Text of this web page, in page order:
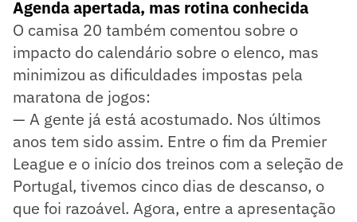
Agenda apertada, mas rotina conhecida
O camisa 20 também comentou sobre o
impacto do calendário sobre o elenco, mas
minimizou as dificuldades impostas pela
maratona de jogos:
— A gente já está acostumado. Nos últimos
anos tem sido assim. Entre o fim da Premier
League e o início dos treinos com a seleção de
Portugal, tivemos cinco dias de descanso, o
que foi razoável. Agora, entre a apresentação